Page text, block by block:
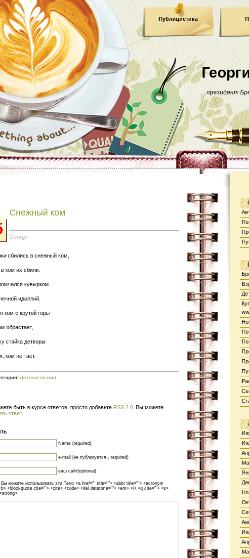
президент
Публицистика
Снежный ком
George
сбились в снежный ком,
ком их сбили.
кувырком
идиллий.
ком с крутой горы
обрастает,
стайка детворы
ком не тает.
Детская поэзия
быть в курсе ответов, просто добавьте RSS 2.0 . Вы можете
ответ.
Name (required)
e-mail (не публикуется , required)
ваш сайт(optional)
Вы можете использовать эти Теги: <a href="" title=""> <abbr title=""> <acronym
<blockquote cite=""> <cite> <code> <del datetime=""> <em> <i> <q cite=""> <s>